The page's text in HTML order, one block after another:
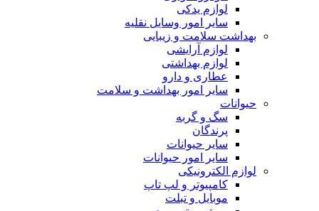
لوازم یدکی
سایر امور وسایل نقلیه
بهداشت سلامت و زیبایی
لوازم آرایشی
لوازم بهداشتی
عطاری و دارو
سایر امور بهداشت و سلامت
حیوانات
سگ و گربه
پرندگان
سایر حیوانات
سایر امور حیوانات
لوازم الکترونیکی
کامپیوتر و لپ تاپ
موبایل و تبلت